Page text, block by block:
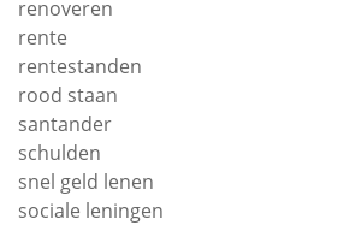
renoveren
rente
rentestanden
rood staan
santander
schulden
snel geld lenen
sociale leningen